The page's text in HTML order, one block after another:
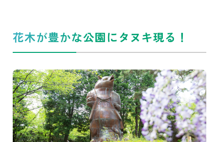
花木が豊かな公園にタヌキ現る！